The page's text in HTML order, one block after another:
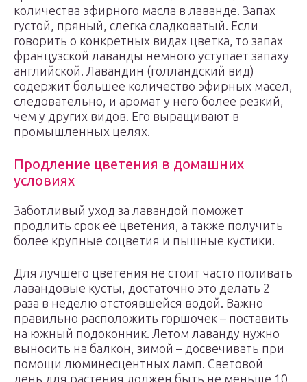
количества эфирного масла в лаванде. Запах
густой, пряный, слегка сладковатый. Если
говорить о конкретных видах цветка, то запах
французской лаванды немного уступает запаху
английской. Лавандин (голландский вид)
содержит большее количество эфирных масел,
следовательно, и аромат у него более резкий,
чем у других видов. Его выращивают в
промышленных целях.
Продление цветения в домашних
условиях
Заботливый уход за лавандой поможет
продлить срок её цветения, а также получить
более крупные соцветия и пышные кустики.
Для лучшего цветения не стоит часто поливать
лавандовые кусты, достаточно это делать 2
раза в неделю отстоявшейся водой. Важно
правильно расположить горшочек – поставить
на южный подоконник. Летом лаванду нужно
выносить на балкон, зимой – досвечивать при
помощи люминесцентных ламп. Световой
день для растения должен быть не меньше 10